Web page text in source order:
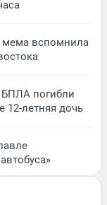
мема вспомнила
погибли
12-летняя дочь